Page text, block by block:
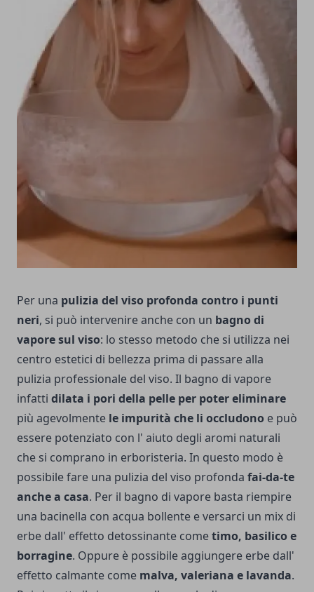
Per una pulizia del viso profonda contro i punti
neri, si può intervenire anche con un bagno di
vapore sul viso: lo stesso metodo che si utilizza nei
centro estetici di bellezza prima di passare alla
pulizia professionale del viso. Il bagno di vapore
infatti dilata i pori della pelle per poter eliminare
più agevolmente le impurità che li occludono e può
essere potenziato con l' aiuto degli aromi naturali
che si comprano in erboristeria. In questo modo è
possibile fare una pulizia del viso profonda fai-da-te
anche a casa. Per il bagno di vapore basta riempire
una bacinella con acqua bollente e versarci un mix di
erbe dall' effetto detossinante cometimo, basilico e
borragine. Oppure è possibile aggiungere erbe dall'
effetto calmante come malva, valeriana e lavanda.